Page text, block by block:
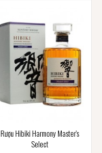
Rượu Hibiki Harmony Master's
Select